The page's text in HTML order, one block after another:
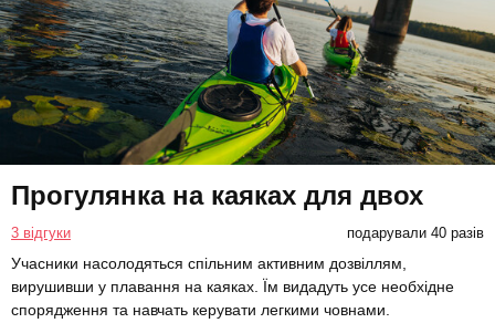
Прогулянка на каяках для двох
3 відгуки подарували 40 разів
Учасники насолодяться спільним активним дозвіллям,
вирушивши у плавання на каяках. Їм видадуть усе необхідне
спорядження та навчать керувати легкими човнами.